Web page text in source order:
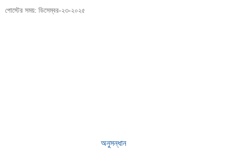
পোস্টের সময়: ডিসেম্বর-২৩-২০২৫
অনুসন্ধান